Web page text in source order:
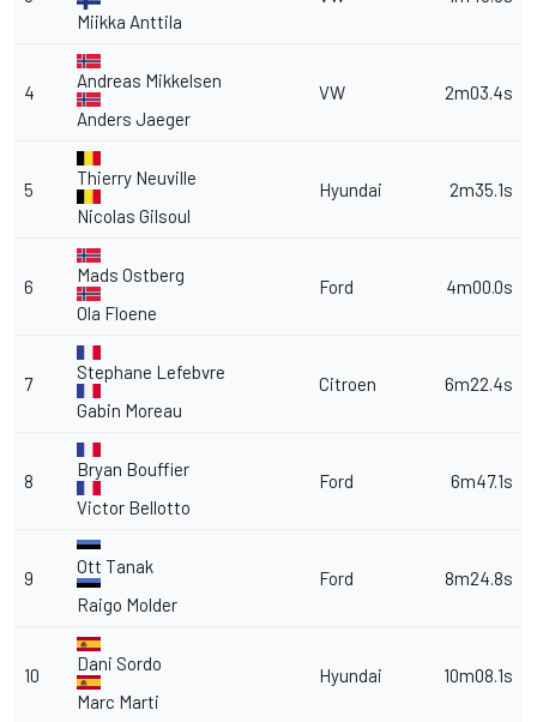
Miikka Anttila
4
Andreas Mikkelsen
Anders Jaeger
VW 2m03.4s
5
Thierry Neuville
Nicolas Gilsoul
Hyundai 2m35.1s
6
Mads Ostberg
Ola Floene
Ford 4m00.0s
7
Stephane Lefebvre
Gabin Moreau
Citroen 6m22.4s
8
Bryan Bouffier
Victor Bellotto
Ford 6m47.1s
9
Ott Tanak
Raigo Molder
Ford 8m24.8s
10
Dani Sordo
Marc Marti
Hyundai 10m08.1s